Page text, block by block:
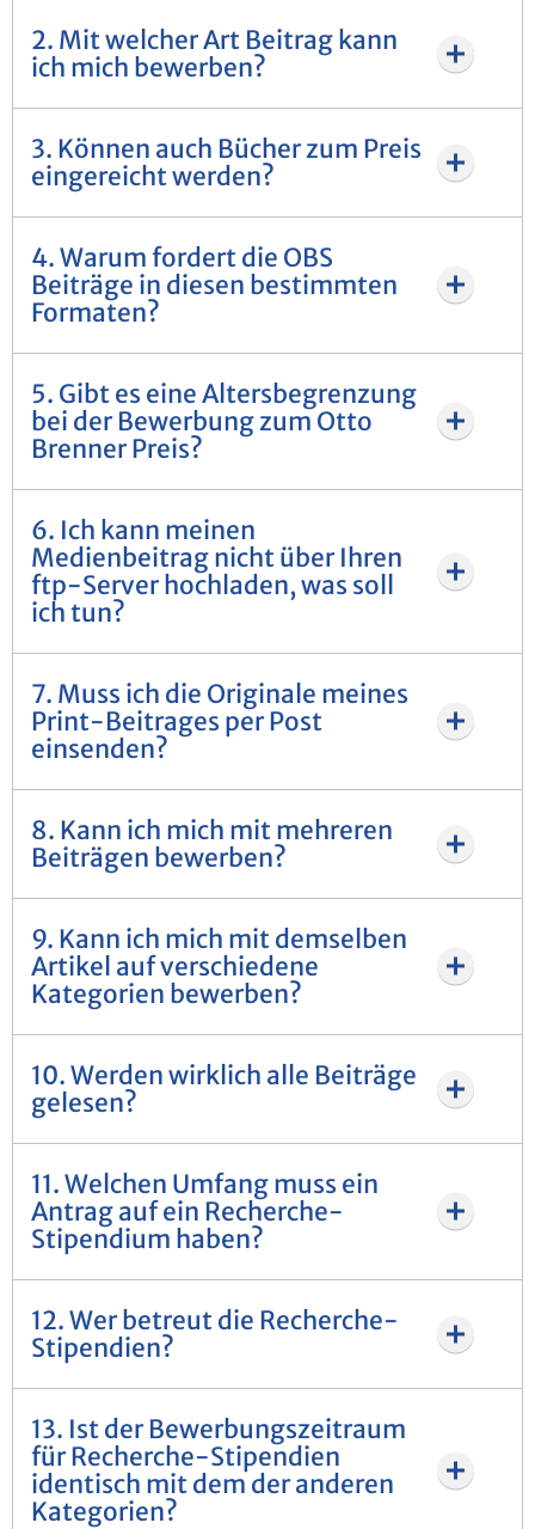
2. Mit welcher Art Beitrag kann
ich mich bewerben?
3. Können auch Bücher zum Preis
eingereicht werden?
4. Warum fordert die OBS
Beiträge in diesen bestimmten
Formaten?
5. Gibt es eine Altersbegrenzung
bei der Bewerbung zum Otto
Brenner Preis?
6. Ich kann meinen
Medienbeitrag nicht über Ihren
ftp-Server hochladen, was soll
ich tun?
7. Muss ich die Originale meines
Print-Beitrages per Post
einsenden?
8. Kann ich mich mit mehreren
Beiträgen bewerben?
9. Kann ich mich mit demselben
Artikel auf verschiedene
Kategorien bewerben?
10. Werden wirklich alle Beiträge
gelesen?
11. Welchen Umfang muss ein
Antrag auf ein Recherche-
Stipendium haben?
12. Wer betreut die Recherche-
Stipendien?
13. Ist der Bewerbungszeitraum
für Recherche-Stipendien
identisch mit dem der anderen
Kategorien?